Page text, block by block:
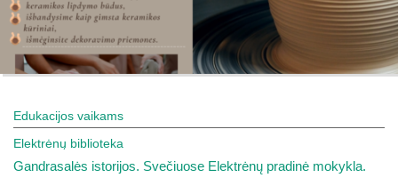
Edukacijos vaikams
Elektrėnų biblioteka
Gandrasalės istorijos. Svečiuose Elektrėnų pradinė mokykla.